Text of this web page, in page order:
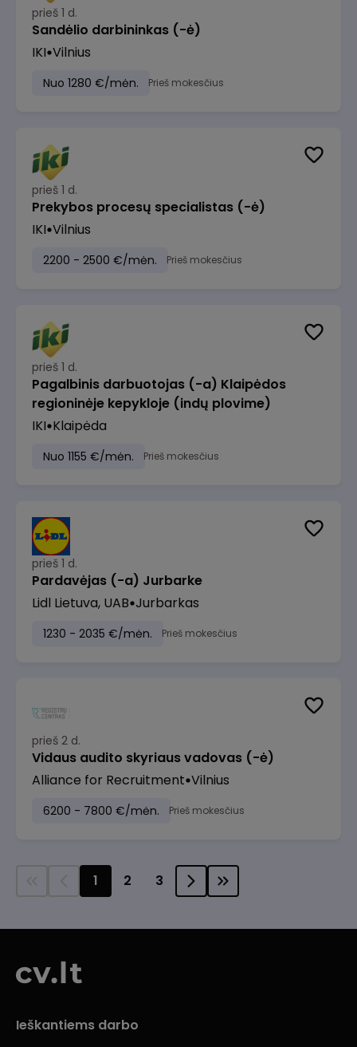
prieš 1 d.
Sandėlio darbininkas (-ė)
IKI Vilnius
Nuo 1280 €/mėn. Prieš mokesčius
prieš 1 d.
Prekybos procesų specialistas (-ė)
IKI Vilnius
2200 - 2500 €/mėn. Prieš mokesčius
prieš 1 d.
Pagalbinis darbuotojas (-a) Klaipėdos
regioninėje kepykloje (indų plovime)
IKI Klaipėda
Nuo 1155 €/mėn. Prieš mokesčius
prieš 1 d.
Pardavėjas (-a) Jurbarke
Lidl Lietuva, UAB Jurbarkas
1230 - 2035 €/mėn. Prieš mokesčius
prieš 2 d.
Vidaus audito skyriaus vadovas (-ė)
Alliance for Recruitment Vilnius
6200 - 7800 €/mėn. Prieš mokesčius
1 2 3
Ieškantiems darbo